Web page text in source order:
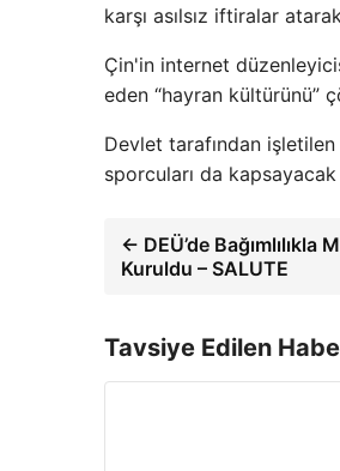
karşı asılsız iftiralar
Çin'in internet
eden “hayran kültürünü”
Devlet tarafından
sporcuları da
← DEÜ’de
Kuruldu – SALUTE
Tavsiye Edilen